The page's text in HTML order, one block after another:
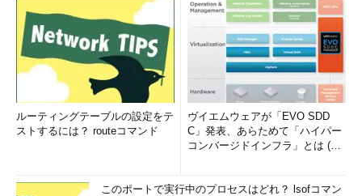
ルーティングテーブルの設定をテ
ストするには？ routeコマンド
ヴイエムウェアが「EVO SDD
C」発表、あらためて「ハイパー
コンバージドインフラ」とは (1/
このポートで実行中のプロセスはどれ？ lsofコマン